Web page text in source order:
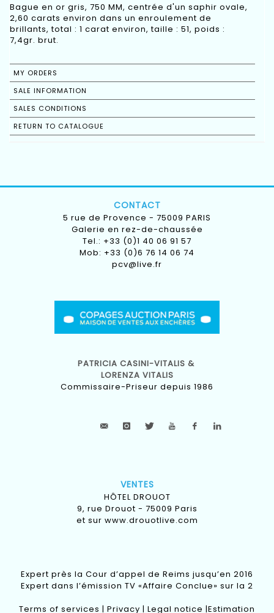
Bague en or gris, 750 MM, centrée d'un saphir ovale,
2,60 carats environ dans un enroulement de
brillants, total : 1 carat environ, taille : 51, poids :
7,4gr. brut.
MY ORDERS
SALE INFORMATION
SALES CONDITIONS
RETURN TO CATALOGUE
CONTACT
5 rue de Provence - 75009 PARIS
Galerie en rez-de-chaussée
Tel.: +33 (0)1 40 06 91 57
Mob: +33 (0)6 76 14 06 74
pcv@live.fr
PATRICIA CASINI-VITALIS &
LORENZA VITALIS
Commissaire-Priseur depuis 1986
VENTES
HÔTEL DROUOT
9, rue Drouot - 75009 Paris
et sur www.drouotlive.com
Expert près la Cour d’appel de Reims jusqu’en 2016
Expert dans l’émission TV «Affaire Conclue» sur la 2
Terms of services | Privacy | Legal notice |Estimation